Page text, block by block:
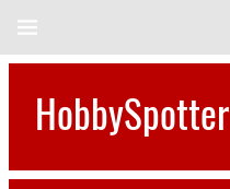
HobbySpotter